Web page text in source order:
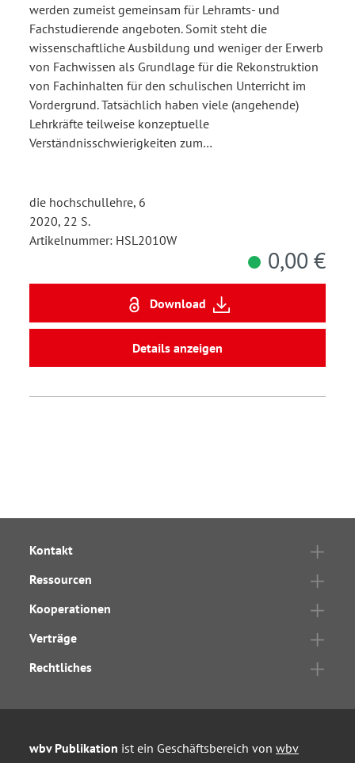
werden zumeist gemeinsam für Lehramts- und
Fachstudierende angeboten. Somit steht die
wissenschaftliche Ausbildung und weniger der Erwerb
von Fachwissen als Grundlage für die Rekonstruktion
von Fachinhalten für den schulischen Unterricht im
Vordergrund. Tatsächlich haben viele (angehende)
Lehrkräfte teilweise konzeptuelle
Verständnisschwierigkeiten zum…
die hochschullehre, 6
2020, 22 S.
Artikelnummer: HSL2010W
0,00 €
Download
Details anzeigen
Kontakt
Ressourcen
Kooperationen
Verträge
Rechtliches
wbv Publikation ist ein Geschäftsbereich von wbv